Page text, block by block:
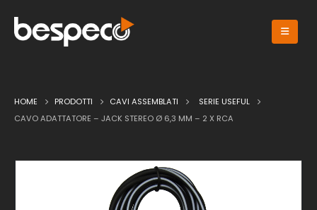
HOME PRODOTTI CAVI ASSEMBLATI
SERIE USEFUL
CAVO ADATTATORE – JACK STEREO Ø 6,3 MM – 2 X RCA